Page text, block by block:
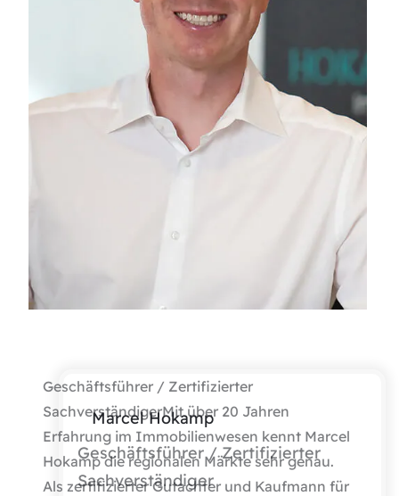
Marcel Hokamp
Geschäftsführer / Zertifizierter
Sachverständiger
Geschäftsführer / Zertifizierter
SachverständigerMit über 20 Jahren
Erfahrung im Immobilienwesen kennt Marcel
Hokamp die regionalen Märkte sehr genau.
Als zertifizierter Gutachter und Kaufmann für